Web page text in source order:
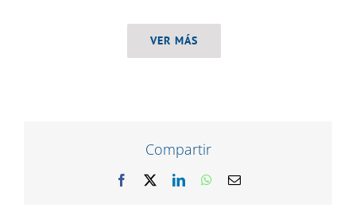
VER MÁS
Compartir
Facebook LinkedInWhatsApp
Correo